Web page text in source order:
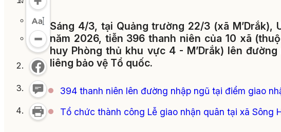
Sáng 4/3, tại Quảng trường 22/3 (xã M’Drắk),
năm 2026, tiễn 396 thanh niên của 10 xã
huy Phòng thủ khu vực 4 - M’Drắk) lên
liêng bảo vệ Tổ quốc.
394 thanh niên lên đường nhập ngũ tại điểm giao
Tổ chức thành công Lễ giao nhận quân tại xã Sông